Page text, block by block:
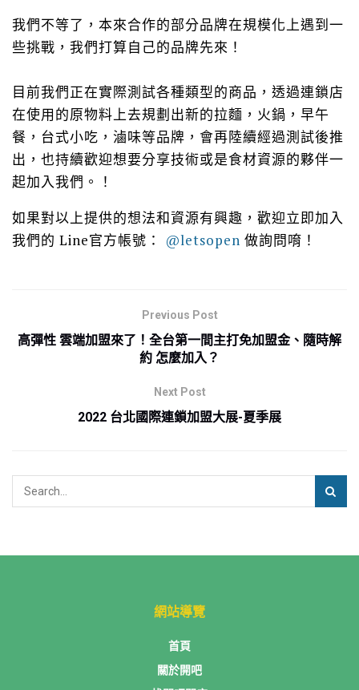
我們不等了，本來合作的部分品牌在規模化上遇到一
些挑戰，我們打算自己的品牌先來！
目前我們正在實際測試各種類型的商品，透過連鎖店
在使用的原物料上去規劃出新的拉麵，火鍋，早午
餐，台式小吃，滷味等品牌，會再陸續經過測試後推
出，也持續歡迎想要分享技術或是食材資源的夥伴一
起加入我們。！
如果對以上提供的想法和資源有興趣，歡迎立即加入
我們的 Line官方帳號： @letsopen 做詢問唷！
Previous Post
高彈性 雲端加盟來了！全台第一間主打免加盟金、隨時解
約 怎麼加入？
Next Post
2022 台北國際連鎖加盟大展-夏季展
網站導覽
首頁
關於開吧